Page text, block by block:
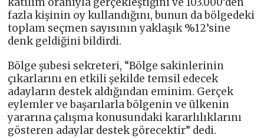
fazla kişinin oy kullandığını, bunun da bölgedeki
toplam seçmen sayısının yaklaşık %12’sine
denk geldiğini bildirdi.
Bölge şubesi sekreteri, “Bölge sakinlerinin
çıkarlarını en etkili şekilde temsil edecek
adayların destek aldığından eminim. Gerçek
eylemler ve başarılarla bölgenin ve ülkenin
yararına çalışma konusundaki kararlılıklarını
gösteren adaylar destek görecektir” dedi.